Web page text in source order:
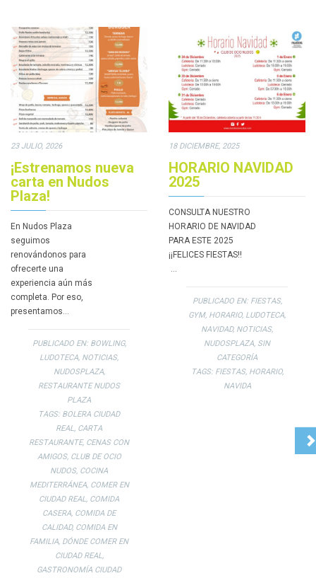
23 JULIO, 2026
¡Estrenamos nueva
carta en Nudos
Plaza!
En Nudos Plaza
seguimos
renovándonos para
ofrecerte una
experiencia aún más
completa. Por eso,
presentamos…
PUBLICADO EN: BOWLING,
LUDOTECA, NOTICIAS,
NUDOSPLAZA,
RESTAURANTE NUDOS
PLAZA
TAGS: BOLERA CIUDAD
REAL, CARTA
RESTAURANTE, CENAS CON
AMIGOS, CLUB DE OCIO
NUDOS, COCINA
MEDITERRÁNEA, COMER EN
CIUDAD REAL, COMIDA
CASERA, COMIDA DE
CALIDAD, COMIDA EN
FAMILIA, DÓNDE COMER EN
CIUDAD REAL,
GASTRONOMÍA CIUDAD
18 DICIEMBRE, 2025
HORARIO NAVIDAD
2025
CONSULTA NUESTRO
HORARIO DE NAVIDAD
PARA ESTE 2025
¡¡FELICES FIESTAS!!
…
PUBLICADO EN: FIESTAS,
GYM, HORARIO, LUDOTECA,
NAVIDAD, NOTICIAS,
NUDOSPLAZA, SIN
CATEGORÍA
TAGS: FIESTAS, HORARIO,
NAVIDA